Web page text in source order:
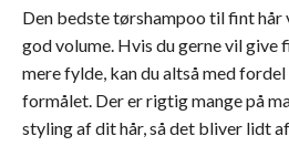
Den bedste tørshampoo til fint hår
god volume. Hvis du gerne vil
mere fylde, kan du altså med
formålet. Der er rigtig mange på
styling af dit hår, så det bliver lidt